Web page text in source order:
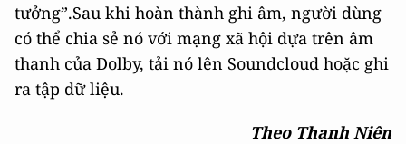
tưởng”.Sau khi hoàn thành ghi âm, người dùng
có thể chia sẻ nó với mạng xã hội dựa trên âm
thanh của Dolby, tải nó lên Soundcloud hoặc ghi
ra tập dữ liệu.
Theo Thanh Niên